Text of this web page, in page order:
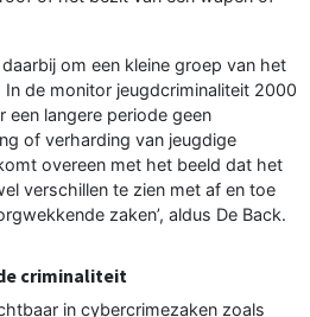
om een kleine groep van het
de monitor jeugdcriminaliteit 2000
een langere periode geen
of verharding van jeugdige
overeen met het beeld dat het
verschillen te zien met af en toe
zaken’, aldus De Back.
criminaliteit
in cybercrimezaken zoals